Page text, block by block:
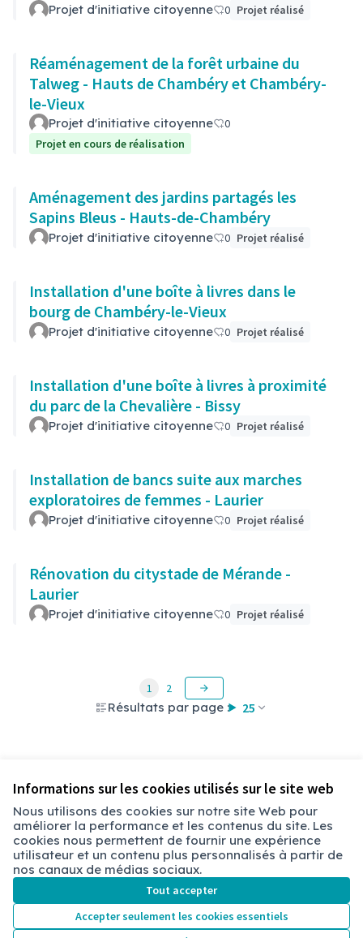
Informations sur les cookies utilisés sur le site web
Nous utilisons des cookies sur notre site Web pour
améliorer la performance et les contenus du site. Les
cookies nous permettent de fournir une expérience
utilisateur et un contenu plus personnalisés à partir de
nos canaux de médias sociaux.
Tout accepter
Accepter seulement les cookies essentiels
Projet d'initiative citoyenne 0 Projet réalisé
Réaménagement de la forêt urbaine du
Talweg - Hauts de Chambéry et Chambéry-
le-Vieux
Projet d'initiative citoyenne
0
Projet en cours de réalisation
Aménagement des jardins partagés les
Sapins Bleus - Hauts-de-Chambéry
Projet d'initiative citoyenne 0 Projet réalisé
Installation d'une boîte à livres dans le
bourg de Chambéry-le-Vieux
Projet d'initiative citoyenne 0 Projet réalisé
Installation d'une boîte à livres à proximité
du parc de la Chevalière - Bissy
Projet d'initiative citoyenne 0 Projet réalisé
Installation de bancs suite aux marches
exploratoires de femmes - Laurier
Projet d'initiative citoyenne 0 Projet réalisé
Rénovation du citystade de Mérande -
Laurier
Projet d'initiative citoyenne 0 Projet réalisé
Résultats par page : 25
1 2
Conditions d'utilisation
Paramètres des cookies
Chambéry sur X
(Lien externe)
Chambéry sur Facebook
Chambéry sur Instagram
Licence
(Lien